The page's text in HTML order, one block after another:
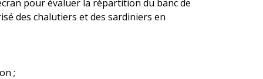
pour évaluer la répartition du banc de
des chalutiers et des sardiniers en
;